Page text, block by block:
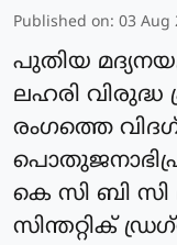
Published on: 03 Aug
പുതിയ
ലഹരി
രംഗത്തെ
കെ സി ബി സി
സിന്തറ്റിക്